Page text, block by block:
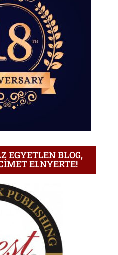
EGYETLEN BLOG,
ELNYERTE!